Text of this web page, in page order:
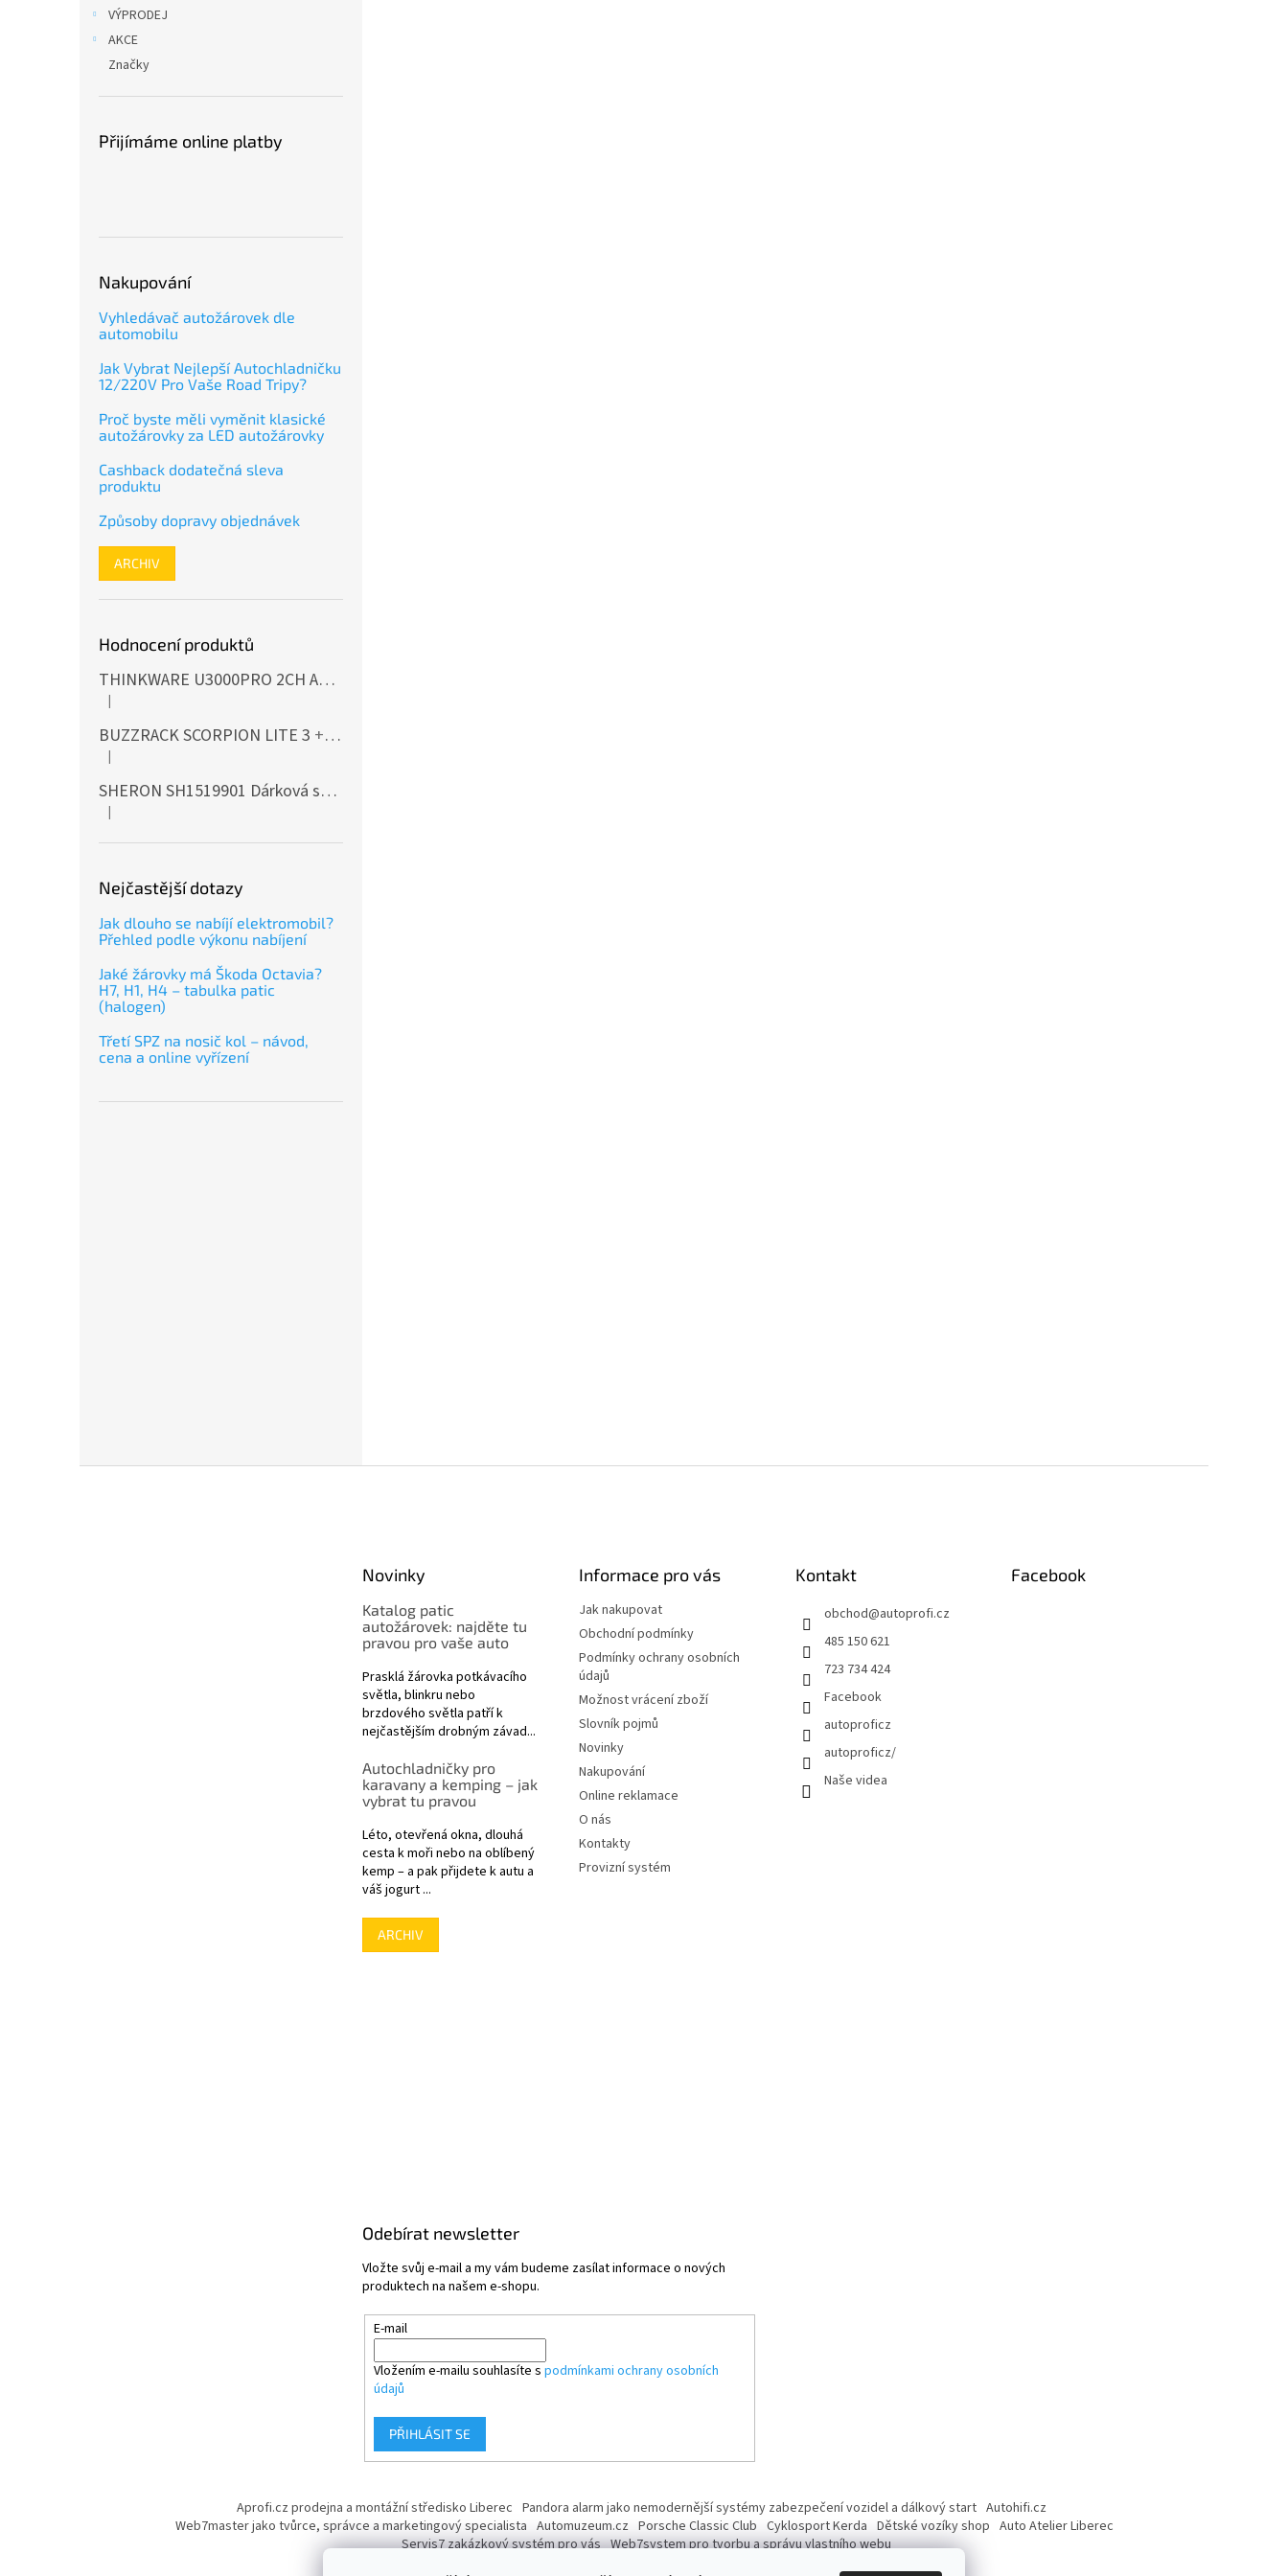
VÝPRODEJ
AKCE
Značky
Přijímáme online platby
Nakupování
Vyhledávač autožárovek dle
automobilu
Jak Vybrat Nejlepší Autochladničku
12/220V Pro Vaše Road Tripy?
Proč byste měli vyměnit klasické
autožárovky za LED autožárovky
Cashback dodatečná sleva
produktu
Způsoby dopravy objednávek
ARCHIV
Hodnocení produktů
THINKWARE U3000PRO 2CH Autokamera 4K+2K, HDR, WiFi, GPS, BT, mikrovlnné senzory
Hodnocení produktu je 5 z 5 hvězdiček.
|
BUZZRACK SCORPION LITE 3 + Cashback 500 Kč jako dodatečná sleva za platbu předem
Hodnocení produktu je 5 z 5 hvězdiček.
|
SHERON SH1519901 Dárková sada EXTERIÉR
Hodnocení produktu je 5 z 5 hvězdiček.
|
Nejčastější dotazy
Jak dlouho se nabíjí elektromobil?
Přehled podle výkonu nabíjení
Jaké žárovky má Škoda Octavia?
H7, H1, H4 – tabulka patic
(halogen)
Třetí SPZ na nosič kol – návod,
cena a online vyřízení
Novinky
Katalog patic
autožárovek: najděte tu
pravou pro vaše auto
Prasklá žárovka potkávacího
světla, blinkru nebo
brzdového světla patří k
nejčastějším drobným závad...
Autochladničky pro
karavany a kemping – jak
vybrat tu pravou
Léto, otevřená okna, dlouhá
cesta k moři nebo na oblíbený
kemp – a pak přijdete k autu a
váš jogurt ...
ARCHIV
Informace pro vás
Jak nakupovat
Obchodní podmínky
Podmínky ochrany osobních
údajů
Možnost vrácení zboží
Slovník pojmů
Novinky
Nakupování
Online reklamace
O nás
Kontakty
Provizní systém
Kontakt
obchod@autoprofi.cz
485 150 621
723 734 424
Facebook
autoproficz
autoproficz/
Naše videa
Facebook
Odebírat newsletter
Vložte svůj e-mail a my vám budeme zasílat informace o nových
produktech na našem e-shopu.
E-mail
Vložením e-mailu souhlasíte s podmínkami ochrany osobních
údajů
PŘIHLÁSIT SE
Aprofi.cz prodejna a montážní středisko Liberec Pandora alarm jako nemodernější systémy zabezpečení vozidel a dálkový start Autohifi.cz
Web7master jako tvůrce, správce a marketingový specialista Automuzeum.cz Porsche Classic Club Cyklosport Kerda Dětské vozíky shop Auto Atelier Liberec
Servis7 zakázkový systém pro vás Web7system pro tvorbu a správu vlastního webu